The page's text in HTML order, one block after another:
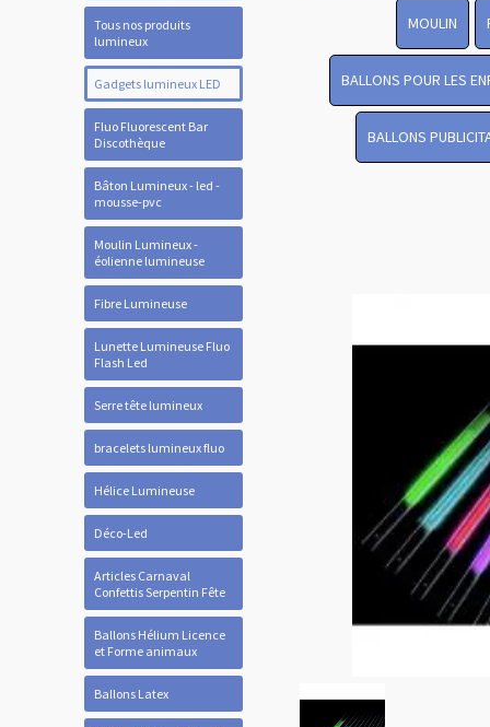
Tous nos produits
lumineux
Gadgets lumineux LED
Fluo Fluorescent Bar
Discothèque
Bâton Lumineux - led -
mousse-pvc
Moulin Lumineux -
éolienne lumineuse
Fibre Lumineuse
Lunette Lumineuse Fluo
Flash Led
Serre tête lumineux
bracelets lumineux fluo
Hélice Lumineuse
Déco-Led
Articles Carnaval
Confettis Serpentin Fête
Ballons Hélium Licence
et Forme animaux
Ballons Latex
MOULIN
BALLONS POUR LES
BALLONS